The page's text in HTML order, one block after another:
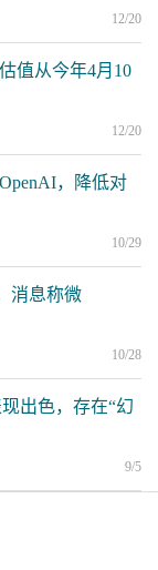
12/20
值从今年4月10
12/20
，降低对
10/29
消息称微
10/28
出色，存在“幻
9/5